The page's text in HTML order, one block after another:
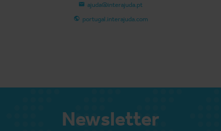
ajuda@interajuda.pt
portugal.interajuda.com
Newsletter